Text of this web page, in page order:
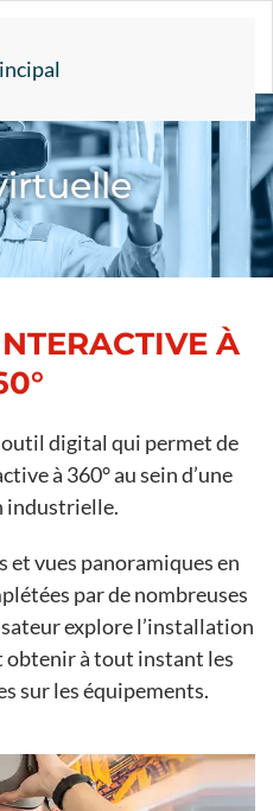
À
digital qui permet de
à 360° au sein d’une
industrielle.
et vues panoramiques en
par de nombreuses
explore l’installation
obtenir à tout instant les
sur les équipements.